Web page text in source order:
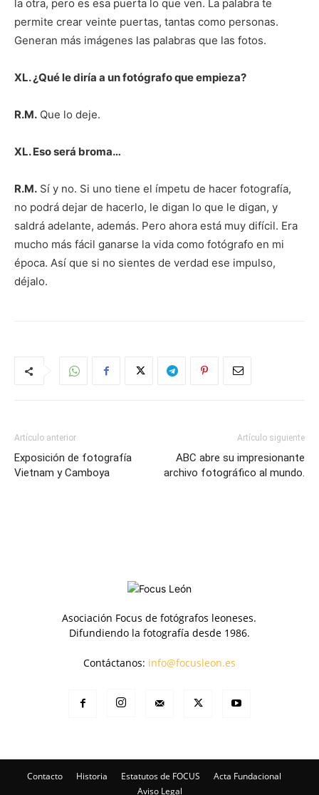
la otra, pero es esa puerta lo que ven. La palabra te
permite crear veinte puertas, tantas como personas.
Generan más imágenes las palabras que las fotos.
XL. ¿Qué le diría a un fotógrafo que empieza?
R.M. Que lo deje.
XL. Eso será broma…
R.M. Sí y no. Si uno tiene el ímpetu de hacer fotografía,
no podrá dejar de hacerlo, le digan lo que le digan, y
saldrá adelante, además. Pero ahora está muy difícil. Era
mucho más fácil ganarse la vida como fotógrafo en mi
época. Así que si no sientes de verdad ese impulso,
déjalo.
Artículo anterior
Exposición de fotografía
Vietnam y Camboya
Artículo siguiente
ABC abre su impresionante
archivo fotográfico al mundo.
Asociación Focus de fotógrafos leoneses.
Difundiendo la fotografía desde 1986.
Contáctanos: info@focusleon.es
Contacto Historia Estatutos de FOCUS
Acta Fundacional
Aviso Legal